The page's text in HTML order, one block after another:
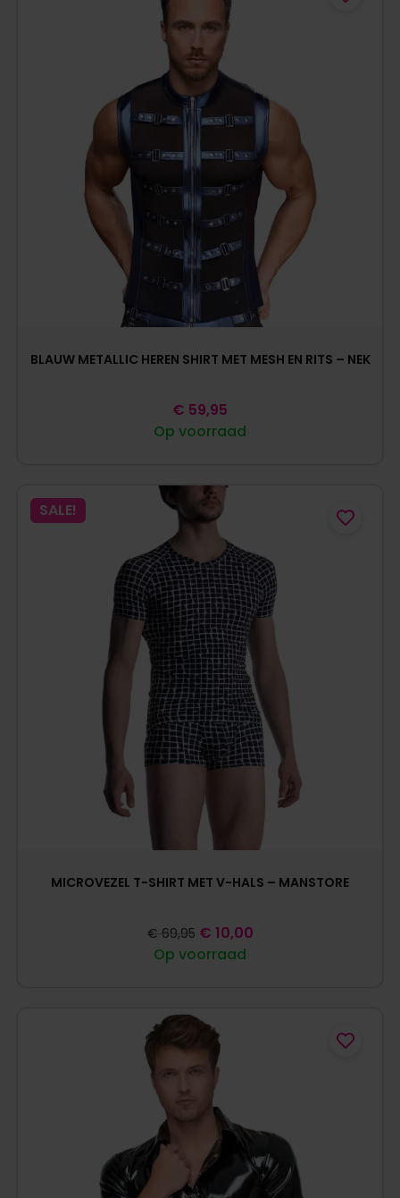
BLAUW METALLIC HEREN SHIRT MET MESH EN RITS – NEK
Op voorraad
€ 59,95
SALE!
MICROVEZEL T-SHIRT MET V-HALS – MANSTORE
Op voorraad
€ 69,95 € 10,00